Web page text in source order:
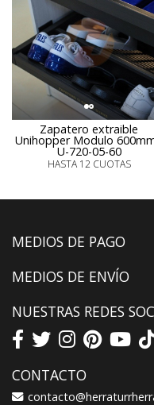
Zapatero extraible
Unihopper Modulo
U-720-05-60
HASTA 12 CUOTAS
MEDIOS DE PAGO
MEDIOS DE ENVÍO
NUESTRAS REDES
CONTACTO